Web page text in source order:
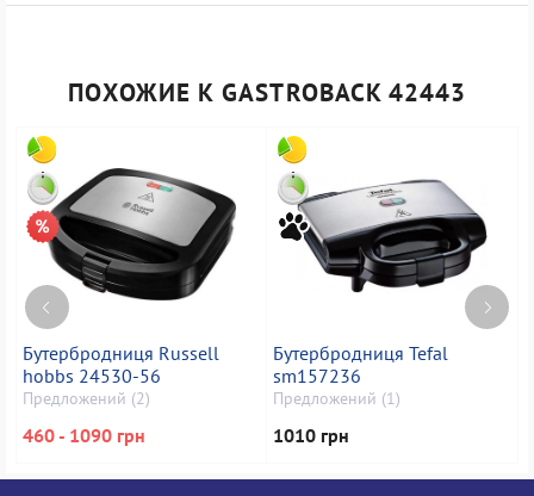
ПОХОЖИЕ К GASTROBACK 42443
Бутербродниця Russell
hobbs 24530-56
Предложений (2)
460 - 1090 грн
Бутербродниця Tefal
sm157236
Предложений (1)
1010 грн